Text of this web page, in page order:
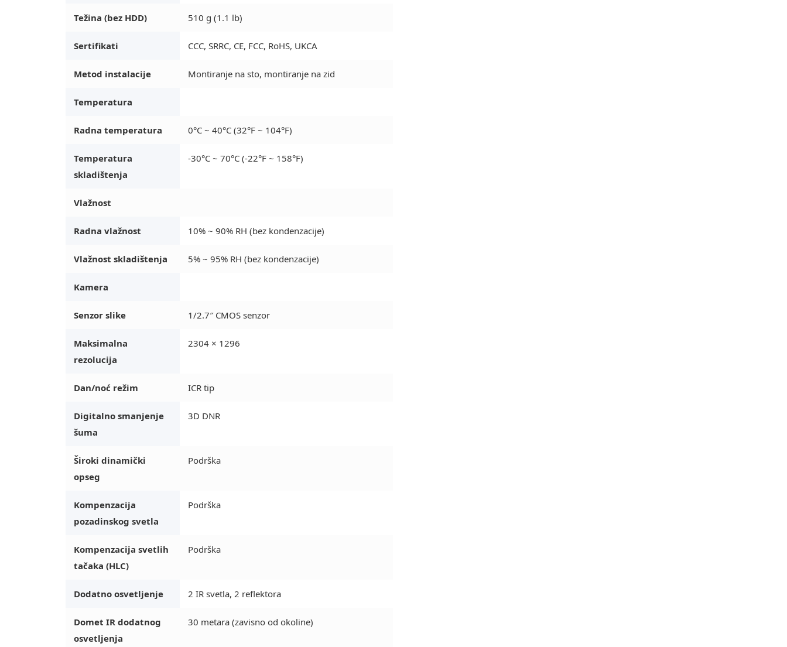
Težina (bez HDD) 510 g (1.1 lb)
Sertifikati CCC, SRRC, CE, FCC, RoHS, UKCA
Metod instalacije Montiranje na sto, montiranje na zid
Temperatura
Radna temperatura 0°C ~ 40°C (32°F ~ 104°F)
Temperatura
skladištenja
-30°C ~ 70°C (-22°F ~ 158°F)
Vlažnost
Radna vlažnost 10% ~ 90% RH (bez kondenzacije)
Vlažnost skladištenja 5% ~ 95% RH (bez kondenzacije)
Kamera
Senzor slike 1/2.7″ CMOS senzor
Maksimalna
rezolucija
2304 × 1296
Dan/noć režim ICR tip
Digitalno smanjenje
šuma
3D DNR
Široki dinamički
opseg
Podrška
Kompenzacija
pozadinskog svetla
Podrška
Kompenzacija svetlih
tačaka (HLC)
Podrška
Dodatno osvetljenje 2 IR svetla, 2 reflektora
Domet IR dodatnog
osvetljenja
30 metara (zavisno od okoline)